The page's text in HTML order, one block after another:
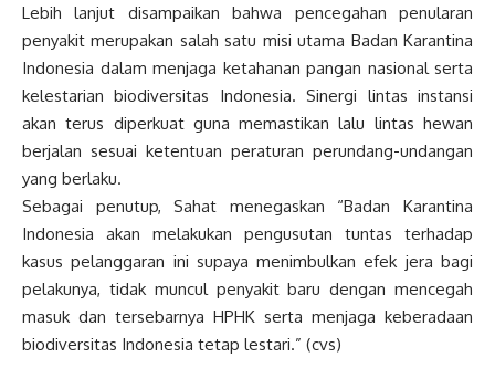
Lebih lanjut disampaikan bahwa pencegahan penularan
penyakit merupakan salah satu misi utama Badan Karantina
Indonesia dalam menjaga ketahanan pangan nasional serta
kelestarian biodiversitas Indonesia. Sinergi lintas instansi
akan terus diperkuat guna memastikan lalu lintas hewan
berjalan sesuai ketentuan peraturan perundang-undangan
yang berlaku.
Sebagai penutup, Sahat menegaskan “Badan Karantina
Indonesia akan melakukan pengusutan tuntas terhadap
kasus pelanggaran ini supaya menimbulkan efek jera bagi
pelakunya, tidak muncul penyakit baru dengan mencegah
masuk dan tersebarnya HPHK serta menjaga keberadaan
biodiversitas Indonesia tetap lestari.” (cvs)